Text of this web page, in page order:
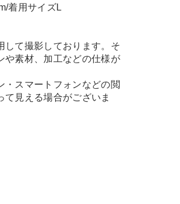
着用サイズL
して撮影しております。そ
や素材、加工などの仕様が
・スマートフォンなどの閲
見える場合がございま